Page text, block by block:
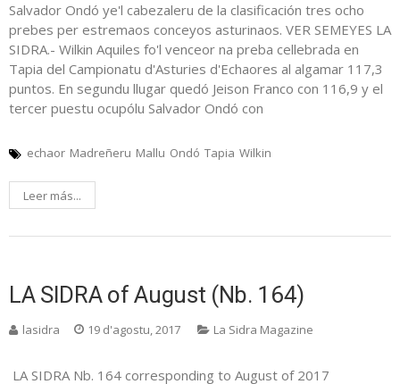
Salvador Ondó ye'l cabezaleru de la clasificación tres ocho
prebes per estremaos conceyos asturinaos. VER SEMEYES LA
SIDRA.- Wilkin Aquiles fo'l venceor na preba cellebrada en
Tapia del Campionatu d'Asturies d'Echaores al algamar 117,3
puntos. En segundu llugar quedó Jeison Franco con 116,9 y el
tercer puestu ocupólu Salvador Ondó con
echaor Madreñeru Mallu Ondó Tapia Wilkin
Leer más...
LA SIDRA of August (Nb. 164)
lasidra 19 d'agostu, 2017 La Sidra Magazine
LA SIDRA Nb. 164 corresponding to August of 2017